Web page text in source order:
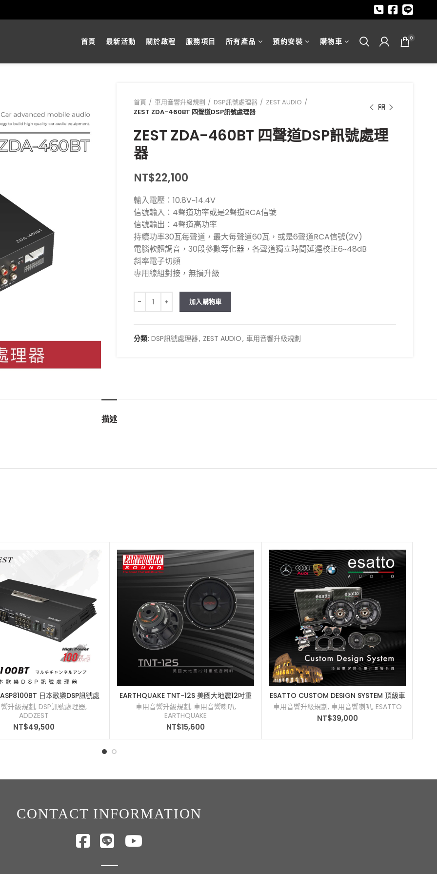
首頁 最新活動 關於啟程 服務項目 所有產品 預約安裝 購物車 0
首頁 車用音響升級規劃 DSP訊號處理器
ZEST AUDIO
ZEST ZDA-460BT 四聲道DSP訊號處理器
ZEST ZDA-460BT 四聲道DSP訊號處理
器
NT$22,100
輸入電壓：10.8V~14.4V
信號輸入：4聲道功率或是2聲道RCA信號
信號輸出：4聲道高功率
持續功率30瓦每聲道，最大毎聲道60瓦，或是6聲道RCA信號(2V)
電腦軟體調音，30段參數等化器，各聲道獨立時間延遲校正6~48dB
斜率電子切頻
專用線組對接，無損升級
ZEST ZDA-460BT 四聲道DSP訊號處理器 數量
加入購物車
分類: DSP訊號處理器, ZEST AUDIO, 車用音響升級規劃
描述
加入購物車日本歌樂DSP訊號處
理器
升級規劃, DSP訊號處理器,
ADDZEST
NT$49,500
加入購物車
EARTHQUAKE TNT-12S 美國大地震12吋重
低音喇叭
車用音響升級規劃, 車用音響喇叭,
EARTHQUAKE
NT$15,600
加入購物車
ESATTO CUSTOM DESIGN SYSTEM 頂級車
客製化車用音響系統
車用音響升級規劃, 車用音響喇叭, ESATTO
NT$39,000
CONTACT INFORMATION